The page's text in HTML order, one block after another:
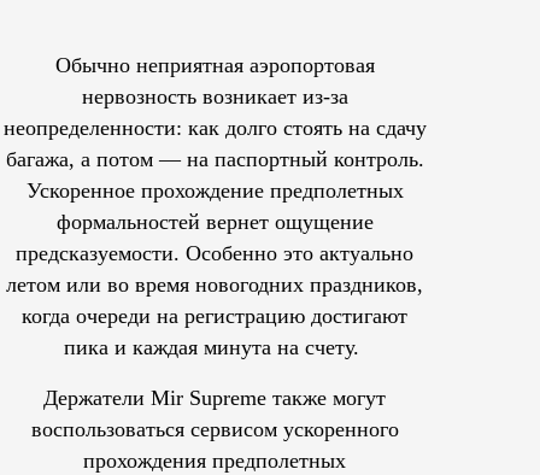
Обычно неприятная аэропортовая
нервозность возникает из-за
неопределенности: как долго стоять на сдачу
багажа, а потом — на паспортный контроль.
Ускоренное прохождение предполетных
формальностей вернет ощущение
предсказуемости. Особенно это актуально
летом или во время новогодних праздников,
когда очереди на регистрацию достигают
пика и каждая минута на счету.
Держатели Mir Supreme также могут
воспользоваться сервисом ускоренного
прохождения предполетных